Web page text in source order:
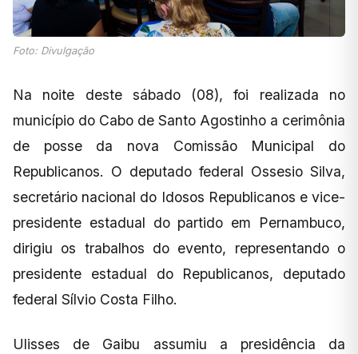
Foto: Divulgação
Na noite deste sábado (08), foi realizada no
município do Cabo de Santo Agostinho a cerimônia
de posse da nova Comissão Municipal do
Republicanos. O deputado federal Ossesio Silva,
secretário nacional do Idosos Republicanos e vice-
presidente estadual do partido em Pernambuco,
dirigiu os trabalhos do evento, representando o
presidente estadual do Republicanos, deputado
federal Sílvio Costa Filho.
Ulisses de Gaibu assumiu a presidência da